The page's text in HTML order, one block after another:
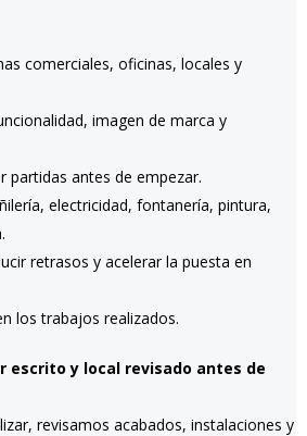
comerciales, oficinas, locales y
imagen de marca y
partidas antes de empezar.
electricidad, fontanería, pintura,
retrasos y acelerar la puesta en
los trabajos realizados.
escrito y local revisado antes de
revisamos acabados, instalaciones y